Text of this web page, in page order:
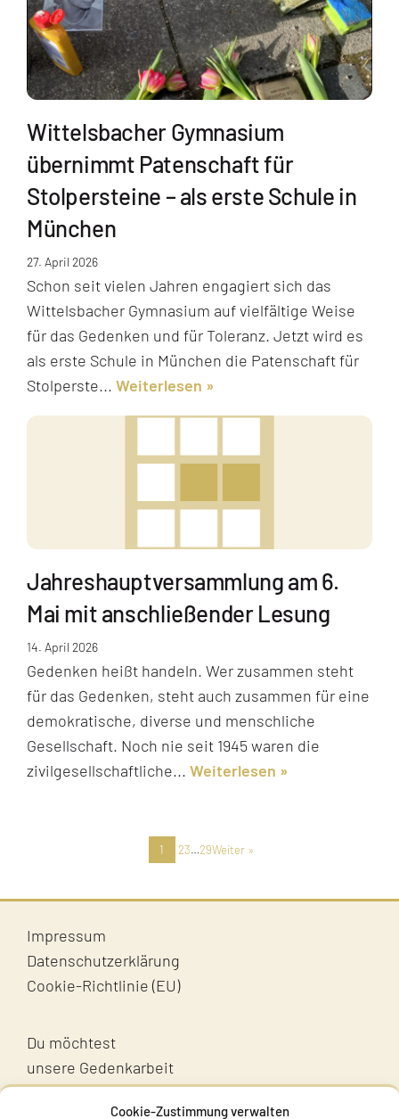
Cookie-Zustimmung verwalten
Wittelsbacher Gymnasium
übernimmt Patenschaft für
Stolpersteine – als erste Schule in
München
27. April 2026
Schon seit vielen Jahren engagiert sich das
Wittelsbacher Gymnasium auf vielfältige Weise
für das Gedenken und für Toleranz. Jetzt wird es
als erste Schule in München die Patenschaft für
Stolperste... Weiterlesen
Jahreshauptversammlung am 6.
Mai mit anschließender Lesung
14. April 2026
Gedenken heißt handeln. Wer zusammen steht
für das Gedenken, steht auch zusammen für eine
demokratische, diverse und menschliche
Gesellschaft. Noch nie seit 1945 waren die
zivilgesellschaftliche... Weiterlesen
1 23…29Weiter »
Impressum
Datenschutzerklärung
Cookie-Richtlinie (EU)
Du möchtest
unsere Gedenkarbeit
unterstützen?